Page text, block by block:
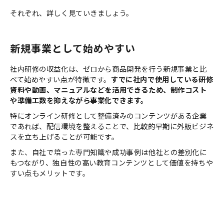
それぞれ、詳しく見ていきましょう。
新規事業として始めやすい
社内研修の収益化は、ゼロから商品開発を行う新規事業と比
べて始めやすい点が特徴です。 すでに社内で使用している研修
資料や動画、マニュアルなどを活用できるため、制作コスト
や準備工数を抑えながら事業化できます。
特にオンライン研修として整備済みのコンテンツがある企業
であれば、配信環境を整えることで、比較的早期に外販ビジネ
スを立ち上げることが可能です。
また、自社で培った専門知識や成功事例は他社との差別化に
もつながり、独自性の高い教育コンテンツとして価値を持ちや
すい点もメリットです。